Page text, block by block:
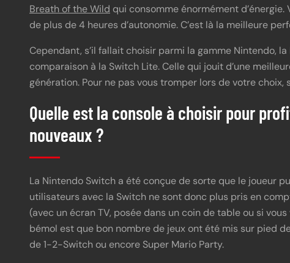
Breath of the Wild qui consomme énormément
de plus de 4 heures d’autonomie. C’est là la meilleure
Cependant, s’il fallait choisir parmi la gamme Nintendo,
comparaison à la Switch Lite. Celle qui jouit d’une
génération. Pour ne pas vous tromper lors de votre choix,
Quelle est la console à choisir pour
nouveaux ?
La Nintendo Switch a été conçue de sorte que le joueur
utilisateurs avec la Switch ne sont donc plus pris en
(avec un écran TV, posée dans un coin de table ou si
bémol est que bon nombre de jeux ont été mis sur pied
de 1-2-Switch ou encore Super Mario Party.